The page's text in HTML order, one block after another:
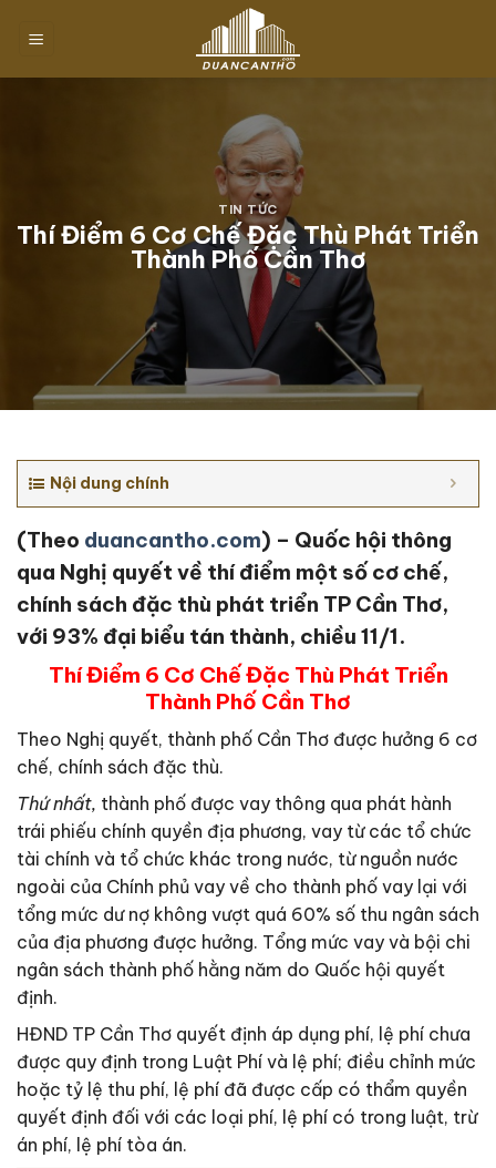
đến
TIN TỨC
Thí Điểm 6 Cơ Chế Đặc Thù Phát Triển
Thành Phố Cần Thơ
Nội dung chính
(Theo duancantho.com) – Quốc hội thông
qua Nghị quyết về thí điểm một số cơ chế,
chính sách đặc thù phát triển TP Cần Thơ,
với 93% đại biểu tán thành, chiều 11/1.
Thí Điểm 6 Cơ Chế Đặc Thù Phát Triển
Thành Phố Cần Thơ
Theo Nghị quyết, thành phố Cần Thơ được hưởng 6 cơ
chế, chính sách đặc thù.
Thứ nhất, thành phố được vay thông qua phát hành
trái phiếu chính quyền địa phương, vay từ các tổ chức
tài chính và tổ chức khác trong nước, từ nguồn nước
ngoài của Chính phủ vay về cho thành phố vay lại với
tổng mức dư nợ không vượt quá 60% số thu ngân sách
của địa phương được hưởng. Tổng mức vay và bội chi
ngân sách thành phố hằng năm do Quốc hội quyết
định.
HĐND TP Cần Thơ quyết định áp dụng phí, lệ phí chưa
được quy định trong Luật Phí và lệ phí; điều chỉnh mức
hoặc tỷ lệ thu phí, lệ phí đã được cấp có thẩm quyền
quyết định đối với các loại phí, lệ phí có trong luật, trừ
án phí, lệ phí tòa án.